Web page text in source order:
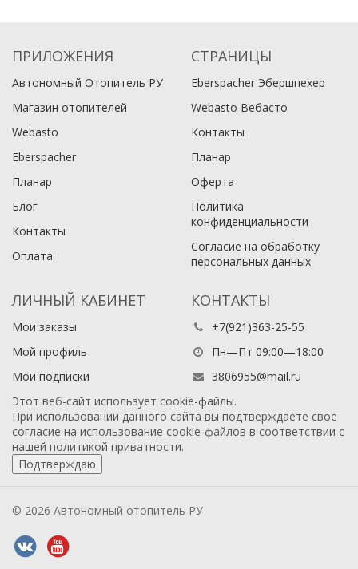
ПРИЛОЖЕНИЯ
Автономный Отопитель РУ
Магазин отопителей
Webasto
Eberspacher
Планар
Блог
Контакты
Оплата
СТРАНИЦЫ
Eberspacher Эбершпехер
Webasto Вебасто
Контакты
Планар
Оферта
Политика
конфиденциальности
Согласие на обработку
персональных данных
ЛИЧНЫЙ КАБИНЕТ
Мои заказы
Мой профиль
Мои подписки
КОНТАКТЫ
+7(921)363-25-55
Пн—Пт 09:00—18:00
3806955@mail.ru
Этот веб-сайт использует cookie-файлы.
При использовании данного сайта вы подтверждаете свое
согласие на использование cookie-файлов в соответствии с
нашей политикой приватности.
Подтверждаю
© 2026 Автономный отопитель РУ